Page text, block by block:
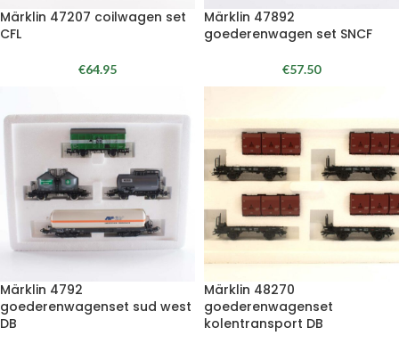
Märklin 47207 coilwagen set
CFL
€64.95
Märklin 47892
goederenwagen set SNCF
€57.50
Märklin 4792
goederenwagenset sud west
DB
Märklin 48270
goederenwagenset
kolentransport DB